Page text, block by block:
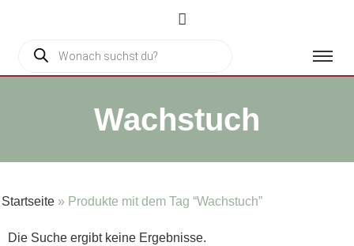
Wachstuch
Startseite » Produkte mit dem Tag “Wachstuch”
Die Suche ergibt keine Ergebnisse.